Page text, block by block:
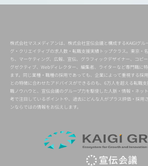
株式会社マスメディアンは、株式会社宣伝会議と構成するKAIGIグル
グ・クリエイティブの求人数・転職支援実績トップクラス。東京・
ち、マーケティング、広報、宣伝、グラフィックデザイナー、コピ
グゼクティブ、Webディレクター、編集者、ライターなど専門職に
ます。同じ業種・職種の採用であっても、企業によって重視する採
との特徴に合わせたアドバイスができるのも、6万人を超える転職
職ノウハウと、宣伝会議のグループ力を駆使した人脈・情報・ネッ
考で注目しているポイントや、過去にどんな人がプラス評価・採用
ンならではの情報をお伝えします。